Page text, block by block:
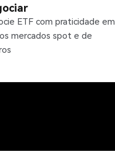
ETF com praticidade em
mercados spot e de